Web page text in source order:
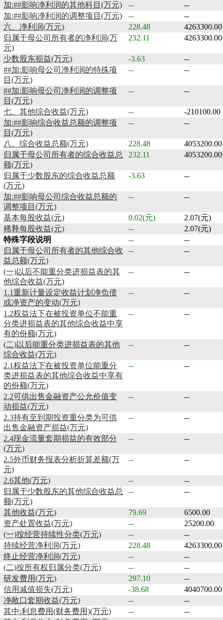
加:##影响净利润的其他科目(万元)
--
--
加:##影响净利润的调整项目(万元)
--
--
六、净利润(万元)
228.48
4263300.00
归属于母公司所有者的净利润(万
元)
232.11 4263300.00
少数股东损益(万元) -3.63
--
##加:影响母公司净利润的特殊项
目(万元)
-- --
##加:影响母公司净利润的调整项
目(万元)
-- --
七、其他综合收益(万元) --
-210100.00
加:##影响综合收益总额的调整项
目(万元)
-- --
八、综合收益总额(万元) 228.48
4053200.00
归属于母公司所有者的综合收益总
额(万元)
232.11 4053200.00
归属于少数股东的综合收益总额
(万元)
-3.63 --
加:##影响母公司综合收益总额的
调整项目(万元)
-- --
基本每股收益(元) 0.02(元)
2.07(元)
稀释每股收益(元)
--
2.07(元)
特殊字段说明
--
--
归属于母公司所有者的其他综合收
益总额(万元)
-- --
(一)以后不能重分类进损益表的其
他综合收益(万元)
-- --
1.1重新计量设定收益计划净负债
或净资产的变动(万元)
-- --
1.2权益法下在被投资单位不能重
分类进损益表的其他综合收益中享
有的份额(万元)
-- --
(二)以后能重分类进损益表的其他
综合收益(万元)
-- --
2.1权益法下在被投资单位能重分
类进损益表的其他综合收益中享有
的份额(万元)
-- --
2.2可供出售金融资产公允价值变
动损益(万元)
-- --
2.3持有至到期投资重分类为可供
出售金融资产损益(万元)
-- --
2.4现金流量套期损益的有效部分
(万元)
-- --
2.5外币财务报表分析折算差额(万
元)
-- --
2.6其他(万元) --
--
归属于少数股东的其他综合收益总
额(万元)
-- --
其他收益(万元) 79.69
6500.00
资产处置收益(万元)
--
25200.00
(一)按经营持续性分类(万元)
--
--
持续经营净利润(万元)
228.48
4263300.00
终止经营净利润(万元)
--
--
(二)按所有权归属分类(万元)
--
--
研发费用(万元)
297.10
--
信用减值损失(万元)
-38.68
4040700.00
净敞口套期收益(万元)
--
--
其中:利息费用(财务费用)(万元)
--
--